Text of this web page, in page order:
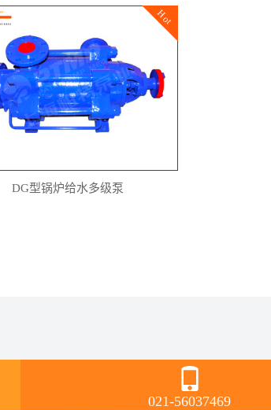
Hot
DG型锅炉给水多级泵
021-56037469